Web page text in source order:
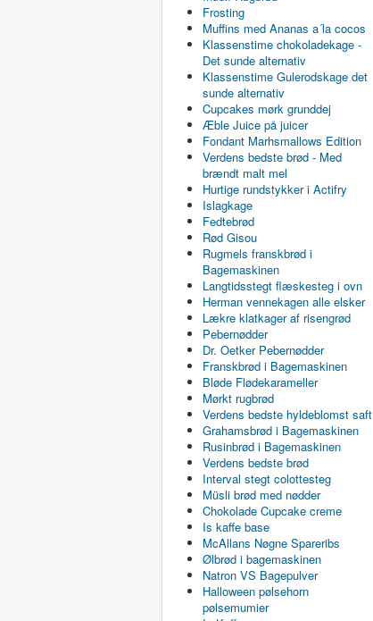
Frosting
Muffins med Ananas a´la cocos
Klassenstime chokoladekage -
Det sunde alternativ
Klassenstime Gulerodskage det
sunde alternativ
Cupcakes mørk grunddej
Æble Juice på juicer
Fondant Marhsmallows Edition
Verdens bedste brød - Med
brændt malt mel
Hurtige rundstykker i Actifry
Islagkage
Fedtebrød
Rød Gisou
Rugmels franskbrød i
Bagemaskinen
Langtidsstegt flæskesteg i ovn
Herman vennekagen alle elsker
Lækre klatkager af risengrød
Pebernødder
Dr. Oetker Pebernødder
Franskbrød i Bagemaskinen
Bløde Flødekarameller
Mørkt rugbrød
Verdens bedste hyldeblomst saft
Grahamsbrød i Bagemaskinen
Rusinbrød i Bagemaskinen
Verdens bedste brød
Interval stegt colottesteg
Müsli brød med nødder
Chokolade Cupcake creme
Is kaffe base
McAllans Nøgne Spareribs
Ølbrød i bagemaskinen
Natron VS Bagepulver
Halloween pølsehorn
pølsemumier